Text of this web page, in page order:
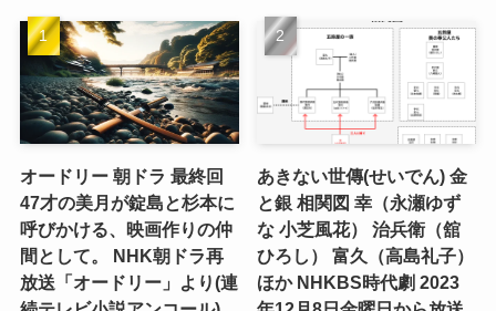
オードリー 朝ドラ 最終回
47才の美月が錠島と杉本に
呼びかける、映画作りの仲
間として。 NHK朝ドラ再
放送「オードリー」より(連
あきない世傳(せいでん) 金
と銀 相関図 幸（永瀬ゆず
な 小芝風花） 治兵衛（舘
ひろし） 富久（高島礼子）
ほか NHKBS時代劇 2023